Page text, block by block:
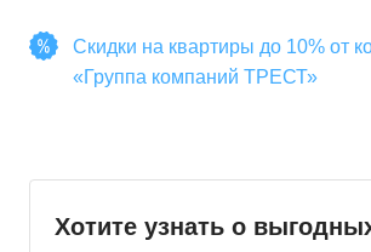
Скидки на квартиры до 10% от
«Группа компаний ТРЕСТ»
Хотите узнать о